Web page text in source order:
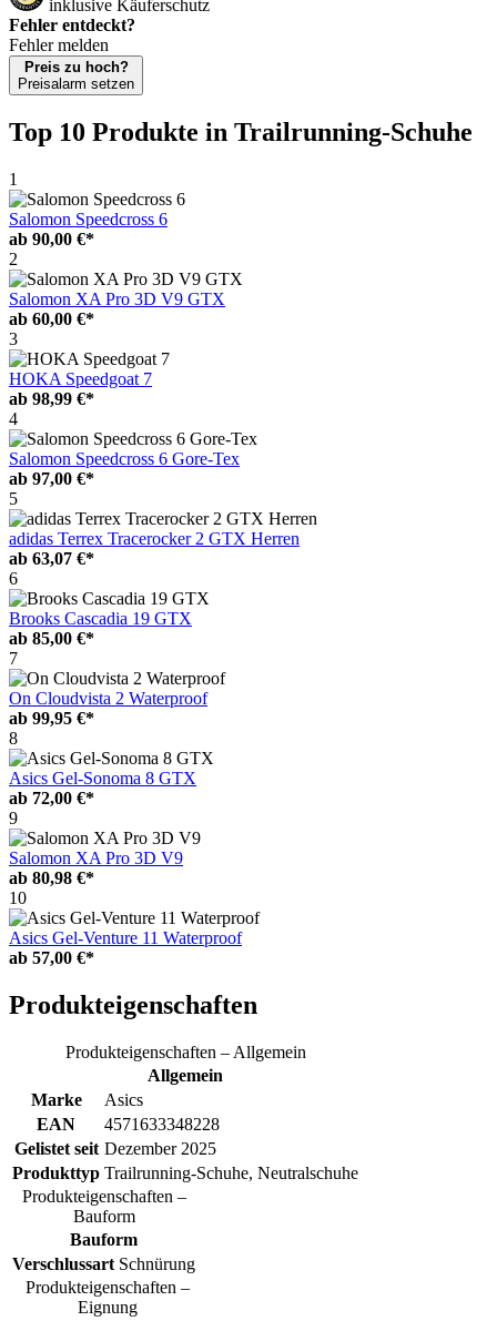
inklusive Käuferschutz
Fehler entdeckt?
Fehler melden
Preis zu hoch?
Preisalarm setzen
Top 10 Produkte in Trailrunning-Schuhe
1
Salomon Speedcross 6
ab 90,00 €*
2
Salomon XA Pro 3D V9 GTX
ab 60,00 €*
3
HOKA Speedgoat 7
ab 98,99 €*
4
Salomon Speedcross 6 Gore-Tex
ab 97,00 €*
5
adidas Terrex Tracerocker 2 GTX Herren
ab 63,07 €*
6
Brooks Cascadia 19 GTX
ab 85,00 €*
7
On Cloudvista 2 Waterproof
ab 99,95 €*
8
Asics Gel-Sonoma 8 GTX
ab 72,00 €*
9
Salomon XA Pro 3D V9
ab 80,98 €*
10
Asics Gel-Venture 11 Waterproof
ab 57,00 €*
Produkteigenschaften
Produkteigenschaften – Allgemein
Allgemein
Marke
Asics
EAN
4571633348228
Gelistet seit Dezember 2025
Produkttyp Trailrunning-Schuhe, Neutralschuhe
Produkteigenschaften –
Bauform
Bauform
Verschlussart Schnürung
Produkteigenschaften –
Eignung